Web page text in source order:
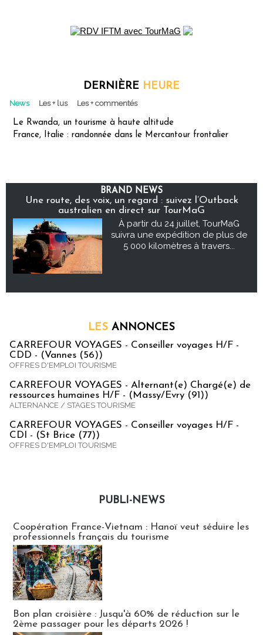
DERNIÈRE HEURE
News Les + lus Les + commentés
Le Rwanda, un tourisme à haute altitude
France, Italie : randonnée dans le Mercantour frontalier
BRAND NEWS
Une route, des voix, un regard : suivez l’Outback
australien en direct sur TourMaG
À partir du 24 juillet, TourMaG
suivra une expédition de plus de
5 000 kilomètres à travers...
LES ANNONCES
CARREFOUR VOYAGES - Conseiller voyages H/F -
CDD - (Vannes (56))
OFFRES D'EMPLOI TOURISME
CARREFOUR VOYAGES - Alternant(e) Chargé(e) de
ressources humaines H/F - (Massy/Evry (91))
ALTERNANCE / STAGES TOURISME
CARREFOUR VOYAGES - Conseiller voyages H/F -
CDI - (St Brice (77))
OFFRES D'EMPLOI TOURISME
PUBLI-NEWS
Coopération France-Vietnam : Hanoï veut séduire les
professionnels français du tourisme
Bon plan croisière : Jusqu'à 60% de réduction sur le
2ème passager pour les départs 2026 !